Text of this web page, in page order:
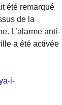
été remarqué
de la
L’alarme anti-
a été activée
i-